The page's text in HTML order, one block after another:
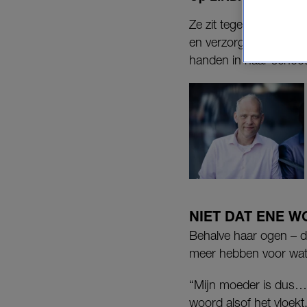
Ze zit tegenover me
en verzorgd tot in de
handen in haar
NIET DAT ENE
Behalve haar ogen –
meer hebben voor
“Mijn moeder is dus…
woord alsof het